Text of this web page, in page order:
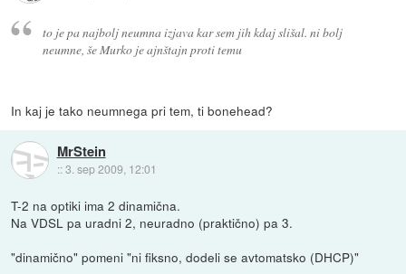
to je pa najbolj neumna izjava kar sem jih kdaj slišal. ni bolj
neumne, še Murko je ajnštajn proti temu
In kaj je tako neumnega pri tem, ti bonehead?
MrStein
::3. sep 2009, 12:01
T-2 na optiki ima 2 dinamična.
Na VDSL pa uradni 2, neuradno (praktično) pa 3.
"dinamično" pomeni "ni fiksno, dodeli se avtomatsko (DHCP)"